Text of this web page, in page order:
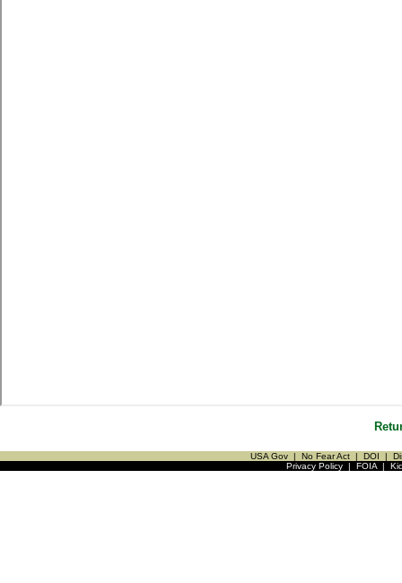
USA Gov | No Fear Act | DOI |
Privacy Policy| FOIA|